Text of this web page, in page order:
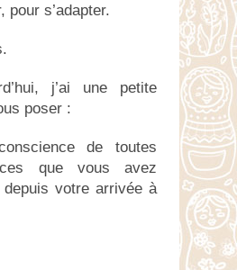
pour s’adapter.
j’ai une petite
poser :
de toutes
que vous avez
depuis votre arrivée à